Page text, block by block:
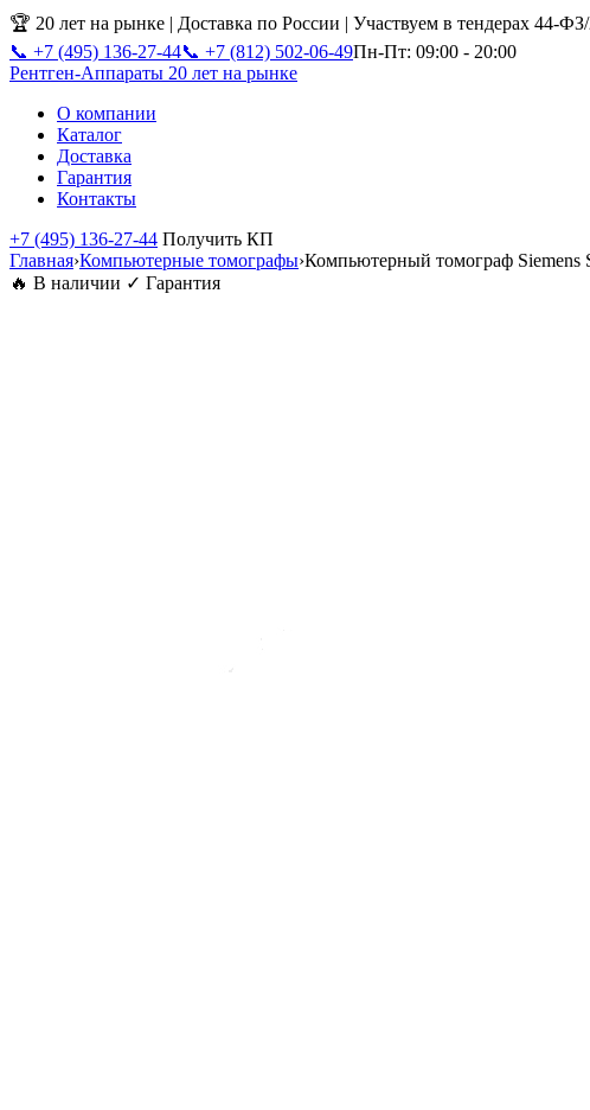
🏆 20 лет на рынке | Доставка по России | Участвуем в тендерах 44-
📞 +7 (495) 136-27-44📞 +7 (812) 502-06-49Пн-Пт: 09:00 - 20:00
Рентген-Аппараты 20 лет на рынке
О компании
Каталог
Доставка
Гарантия
Контакты
+7 (495) 136-27-44 Получить КП
Главная›Компьютерные томографы›Компьютерный томограф Siemens
🔥 В наличии ✓ Гарантия